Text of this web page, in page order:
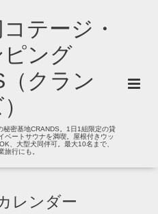
テージ・
ング
クラン
秘密基地CRANDS。1日1組限定の貸
ベートサウナを満喫。屋根付きウッ
、大型犬同伴可。最大10名まで、
旅行にも。
レンダー